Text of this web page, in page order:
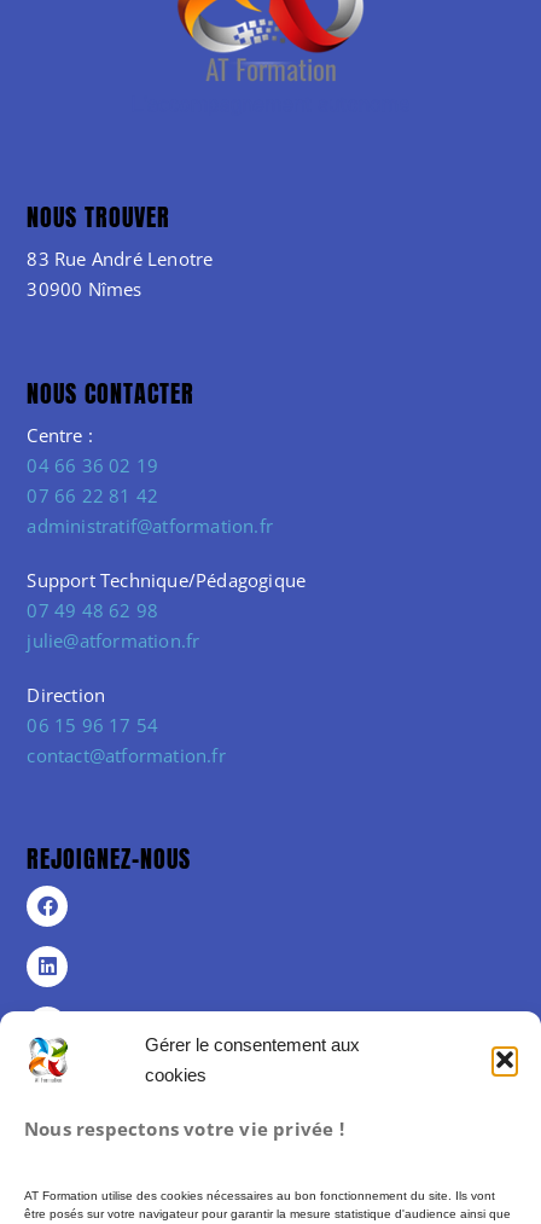
Gérer le consentement aux
cookies
Nous respectons votre vie privée !
AT Formation utilise des cookies nécessaires au bon fonctionnement du site. Ils vont
être posés sur votre navigateur pour garantir la mesure statistique d'audience ainsi que
NOUS TROUVER
83 Rue André Lenotre
30900 Nîmes
NOUS CONTACTER
Centre :
04 66 36 02 19
07 66 22 81 42
administratif@atformation.fr
Support Technique/Pédagogique
07 49 48 62 98
julie@atformation.fr
Direction
06 15 96 17 54
contact@atformation.fr
REJOIGNEZ-NOUS
Politique de cookies (UE)
Conditions Générales de Vente